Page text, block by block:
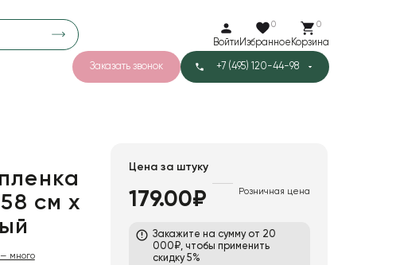
Войти
0
Избранное
0
Корзина
Заказать звонок +7 (495) 120-44-98
см х
— много
Цена за штуку
179.00₽ Розничная цена
Закажите на сумму от 20
000₽, чтобы применить
скидку 5%